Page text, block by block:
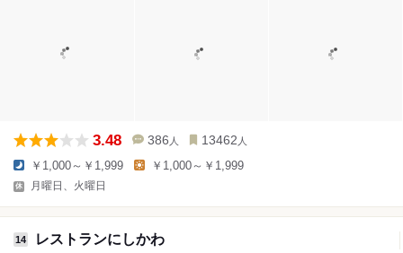
3.48 386 人 13462 人
￥1,000～￥1,999 ￥1,000～￥1,999
月曜日、火曜日
14 レストランにしかわ